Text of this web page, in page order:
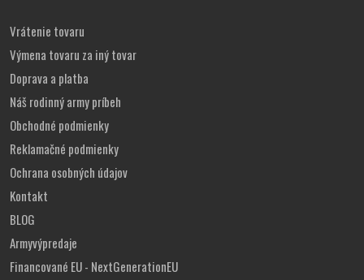
Vrátenie tovaru
Výmena tovaru za iný tovar
Doprava a platba
Náš rodinný army príbeh
Obchodné podmienky
Reklamačné podmienky
Ochrana osobných údajov
Kontakt
BLOG
Armyvýpredaje
Financované EU - NextGenerationEU